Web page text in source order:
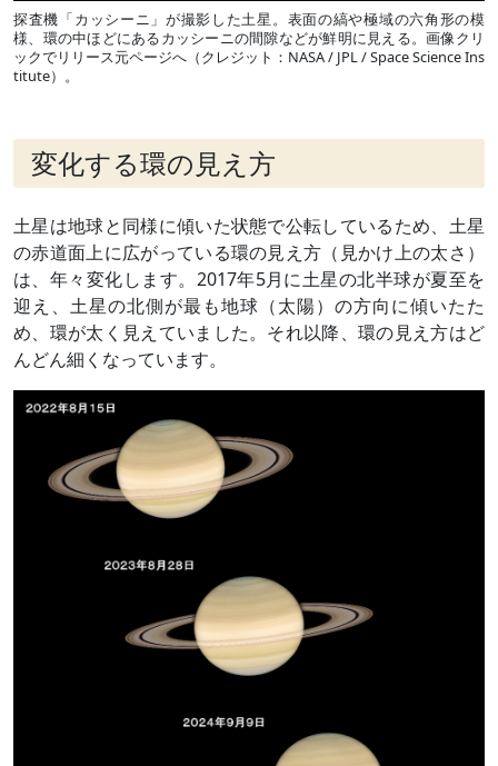
探査機「カッシーニ」が撮影した土星。表面の縞や極域の六角形の模
様、環の中ほどにあるカッシーニの間隙などが鮮明に見える。画像クリ
ックでリリース元ページへ（クレジット：NASA / JPL / Space Science Ins
titute）。
変化する環の見え方
土星は地球と同様に傾いた状態で公転しているため、土星
の赤道面上に広がっている環の見え方（見かけ上の太さ）
は、年々変化します。2017年5月に土星の北半球が夏至を
迎え、土星の北側が最も地球（太陽）の方向に傾いたた
め、環が太く見えていました。それ以降、環の見え方はど
んどん細くなっています。